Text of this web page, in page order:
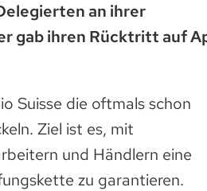
an ihrer
gab ihren Rücktritt auf
Suisse die oftmals schon
Ziel ist es, mit
und Händlern eine
zu garantieren.